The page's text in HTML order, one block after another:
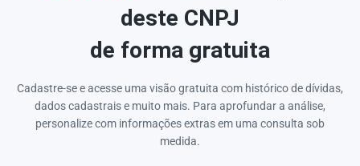
deste CNPJ
de forma gratuita
Cadastre-se e acesse uma visão gratuita com histórico de dívidas,
dados cadastrais e muito mais. Para aprofundar a análise,
personalize com informações extras em uma consulta sob
medida.